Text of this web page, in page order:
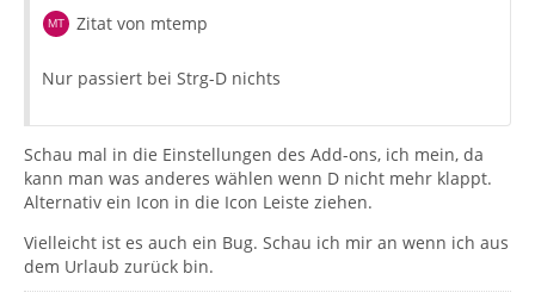
Zitat von mtemp
Nur passiert bei Strg-D nichts
Schau mal in die Einstellungen des Add-ons, ich mein, da
kann man was anderes wählen wenn D nicht mehr klappt.
Alternativ ein Icon in die Icon Leiste ziehen.
Vielleicht ist es auch ein Bug. Schau ich mir an wenn ich aus
dem Urlaub zurück bin.